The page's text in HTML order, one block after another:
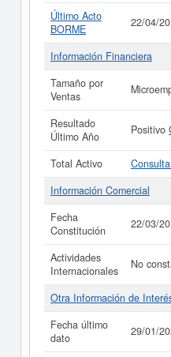
Último Acto
BORME
22/04/
Información Financiera
Tamaño por
Ventas
Resultado
Último Año
Positivo
Total Activo
Información Comercial
Fecha
Constitución
22/03/
Actividades
Internacionales
No
Otra Información de
Fecha último
dato
29/01/